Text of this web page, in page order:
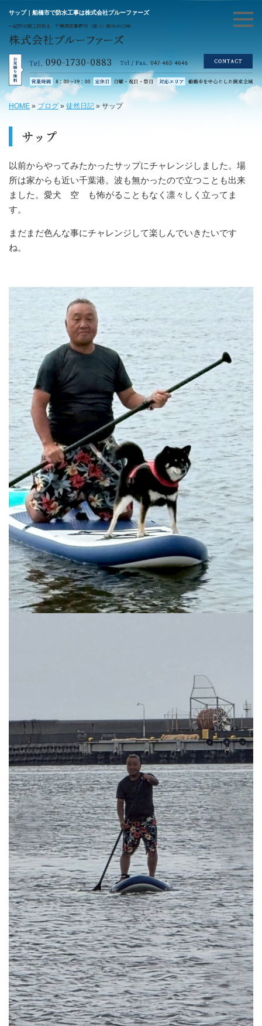
サップ｜船橋市で防水工事は株式会社プルーファーズ
HOME » ブログ» 徒然日記 » サップ
サップ
以前からやってみたかったサップにチャレンジしました。場
所は家からも近い千葉港。波も無かったので立つことも出来
ました。愛犬 空 も怖がることもなく凛々しく立ってま
す。
まだまだ色んな事にチャレンジして楽しんでいきたいです
ね。